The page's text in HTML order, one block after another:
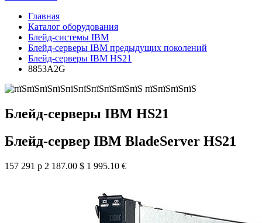
Главная
Каталог оборудования
Блейд-системы IBM
Блейд-серверы IBM предыдущих поколений
Блейд-серверы IBM HS21
8853A2G
Блейд-серверы IBM HS21
Блейд-сервер IBM BladeServer HS21
157 291 р 2 187.00 $ 1 995.10 €